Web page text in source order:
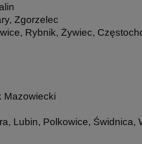
Zgorzelec
Rybnik, Żywiec,
Mazowiecki
Lubin, Polkowice, Świdnica,